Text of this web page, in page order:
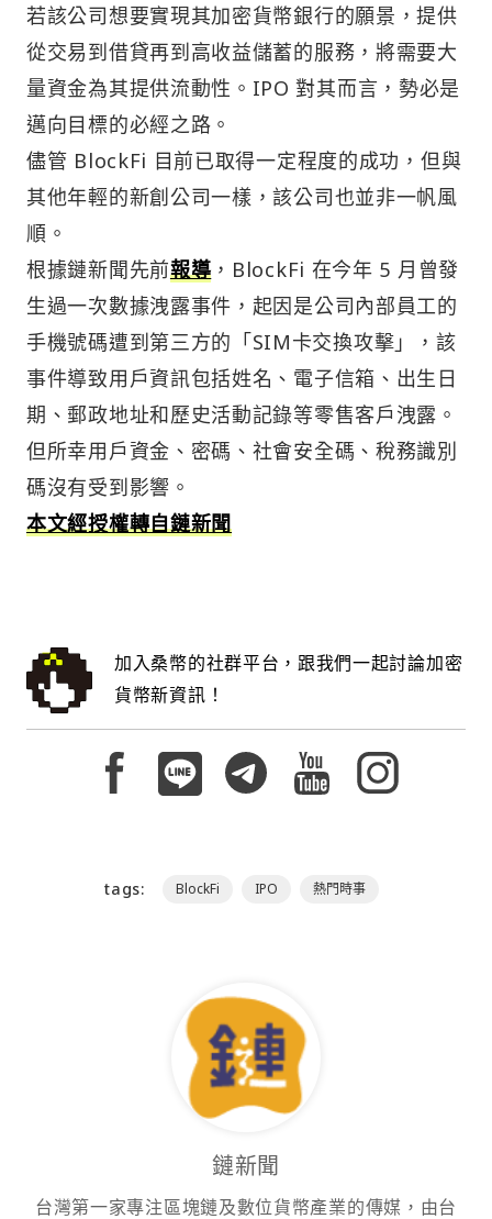
若該公司想要實現其加密貨幣銀行的願景，提供
從交易到借貸再到高收益儲蓄的服務，將需要大
量資金為其提供流動性。IPO 對其而言，勢必是
邁向目標的必經之路。
儘管 BlockFi 目前已取得一定程度的成功，但與
其他年輕的新創公司一樣，該公司也並非一帆風
順。
根據鏈新聞先前報導 ，BlockFi 在今年 5 月曾發
生過一次數據洩露事件，起因是公司內部員工的
手機號碼遭到第三方的「SIM卡交換攻擊」，該
事件導致用戶資訊包括姓名、電子信箱、出生日
期、郵政地址和歷史活動記錄等零售客戶洩露。
但所幸用戶資金、密碼、社會安全碼、稅務識別
碼沒有受到影響。
本文經授權轉自鏈新聞
加入桑幣的社群平台，跟我們一起討論加密
貨幣新資訊！
tags: BlockFi IPO 熱門時事
鏈新聞
台灣第一家專注區塊鏈及數位貨幣產業的傳媒，由台